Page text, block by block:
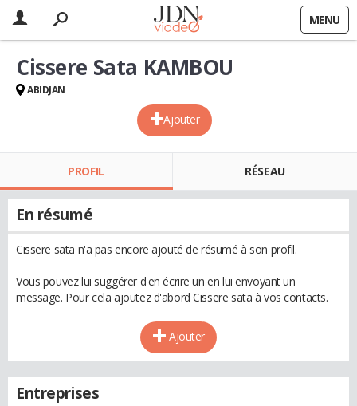
MENU
Ajouter
Cissere Sata KAMBOU
ABIDJAN
PROFIL RÉSEAU
En résumé
Cissere sata n'a pas encore ajouté de résumé à son profil.
Vous pouvez lui suggérer d'en écrire un en lui envoyant un
message. Pour cela ajoutez d'abord Cissere sata à vos contacts.
Ajouter
Entreprises